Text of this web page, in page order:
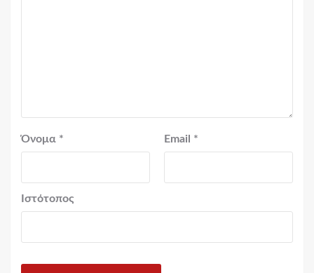
Όνομα * Email *
Ιστότοπος